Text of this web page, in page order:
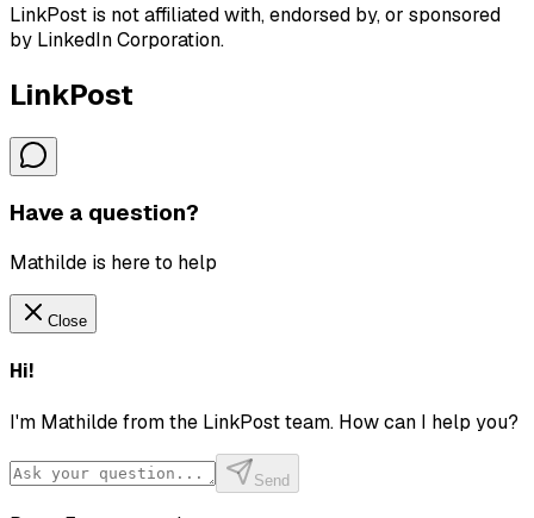
LinkPost is not affiliated with, endorsed by, or sponsored
by LinkedIn Corporation.
LinkPost
Have a question?
Mathilde is here to help
Close
Hi!
I'm Mathilde from the LinkPost team. How can I help you?
Send